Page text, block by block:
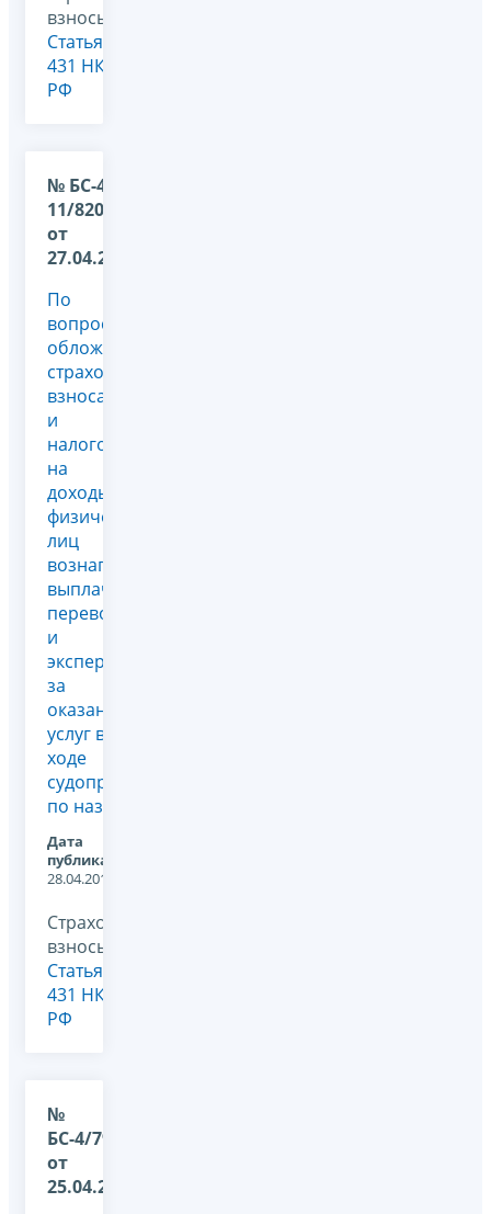
взносы,
Статья
431 НК
РФ
№ БС-4-
11/8209@
от
27.04.2018
По
вопросу
обложения
страховыми
взносами
и
налогом
на
доходы
физических
лиц
вознаграждения,
выплачиваемого
переводчикам
и
экспертам
за
оказание
услуг в
ходе
судопроизводства
по наз...
Дата
публикации:
28.04.2018
Страховые
взносы,
Статья
431 НК
РФ
№
БС-4/7965@
от
25.04.2018